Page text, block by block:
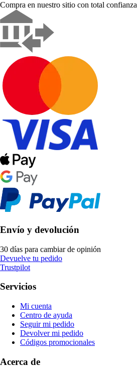
Compra en nuestro sitio con total confianza
Envío y devolución
30 días para cambiar de opinión
Devuelve tu pedido
Trustpilot
Servicios
Mi cuenta
Centro de ayuda
Seguir mi pedido
Devolver mi pedido
Códigos promocionales
Acerca de